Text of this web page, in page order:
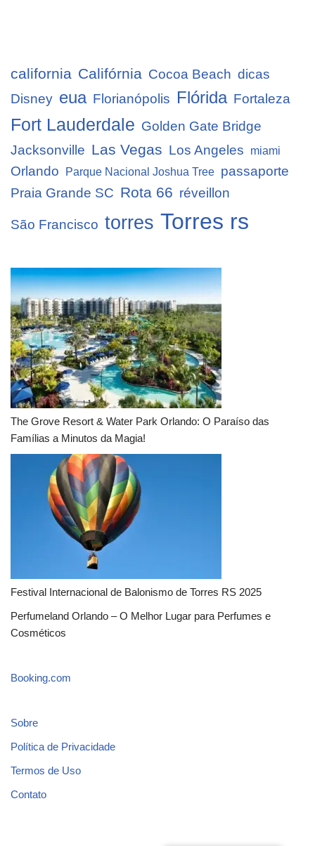
california Califórnia Cocoa Beach dicas
Disney eua Florianópolis Flórida Fortaleza
Fort Lauderdale Golden Gate Bridge
Jacksonville Las Vegas Los Angeles miami
Orlando Parque Nacional Joshua Tree passaporte
Praia Grande SC Rota 66 réveillon
São Francisco torres Torres rs
The Grove Resort & Water Park Orlando: O Paraíso das
Famílias a Minutos da Magia!
Festival Internacional de Balonismo de Torres RS 2025
Perfumeland Orlando – O Melhor Lugar para Perfumes e
Cosméticos
Booking.com
Sobre
Política de Privacidade
Termos de Uso
Contato